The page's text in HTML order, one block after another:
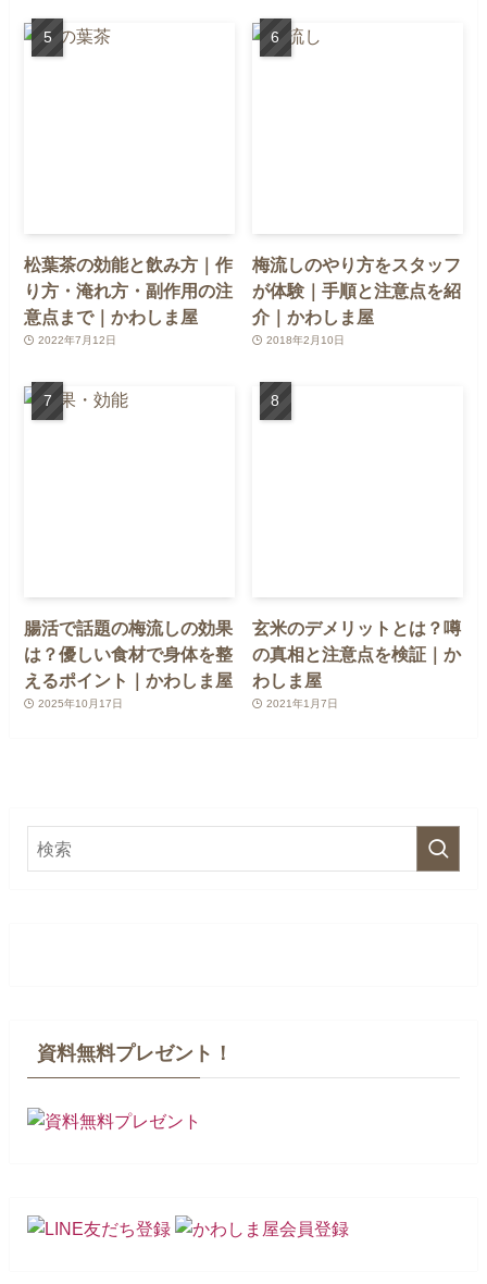
松葉茶の効能と飲み方｜作
り方・淹れ方・副作用の注
意点まで｜かわしま屋
2022年7月12日
梅流しのやり方をスタッフ
が体験｜手順と注意点を紹
介｜かわしま屋
2018年2月10日
腸活で話題の梅流しの効果
は？優しい食材で身体を整
えるポイント｜かわしま屋
2025年10月17日
玄米のデメリットとは？噂
の真相と注意点を検証｜か
わしま屋
2021年1月7日
資料無料プレゼント！